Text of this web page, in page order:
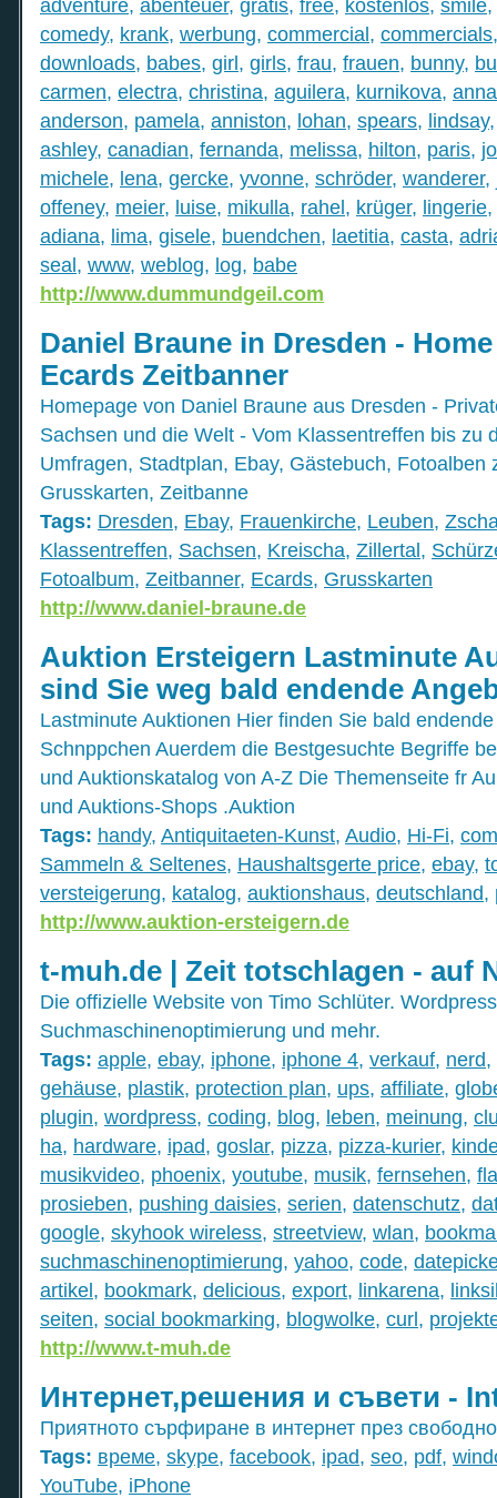
adventure, abenteuer, gratis, free, kostenlos, smile,
comedy, krank, werbung, commercial, commercials
downloads, babes, girl, girls, frau, frauen, bunny,
carmen, electra, christina, aguilera, kurnikova, anna
anderson, pamela, anniston, lohan, spears, lindsay
ashley, canadian, fernanda, melissa, hilton, paris,
michele, lena, gercke, yvonne, schröder, wanderer,
offeney, meier, luise, mikulla, rahel, krüger, lingerie,
adiana, lima, gisele, buendchen, laetitia, casta,
seal, www, weblog, log, babe
http://www.dummundgeil.com
Daniel Braune in Dresden -
Ecards Zeitbanner
Homepage von Daniel Braune aus Dresden -
Sachsen und die Welt - Vom Klassentreffen bis zu
Umfragen, Stadtplan, Ebay, Gästebuch, Fotoalben
Grusskarten, Zeitbanne
Tags: Dresden, Ebay, Frauenkirche, Leuben,
Klassentreffen, Sachsen, Kreischa, Zillertal,
Fotoalbum, Zeitbanner, Ecards, Grusskarten
http://www.daniel-braune.de
Auktion Ersteigern Lastminute
sind Sie weg bald endende
Lastminute Auktionen Hier finden Sie bald
Schnppchen Auerdem die Bestgesuchte Begriffe
und Auktionskatalog von A-Z Die Themenseite fr
und Auktions-Shops .Auktion
Tags: handy, Antiquitaeten-Kunst, Audio, Hi-Fi,
Sammeln & Seltenes, Haushaltsgerte price, ebay,
versteigerung, katalog, auktionshaus, deutschland,
http://www.auktion-ersteigern.de
t-muh.de | Zeit totschlagen - auf
Die offizielle Website von Timo Schlüter.
Suchmaschinenoptimierung und mehr.
Tags: apple, ebay, iphone, iphone 4, verkauf, nerd,
gehäuse, plastik, protection plan, ups, affiliate,
plugin, wordpress, coding, blog, leben, meinung,
ha, hardware, ipad, goslar, pizza, pizza-kurier,
musikvideo, phoenix, youtube, musik, fernsehen,
prosieben, pushing daisies, serien, datenschutz,
google, skyhook wireless, streetview, wlan,
suchmaschinenoptimierung, yahoo, code,
artikel, bookmark, delicious, export, linkarena,
seiten, social bookmarking, blogwolke, curl,
http://www.t-muh.de
Интернет,решения и съвети -
Приятното сърфиране в интернет през
Tags: време, skype, facebook, ipad, seo, pdf,
YouTube, iPhone